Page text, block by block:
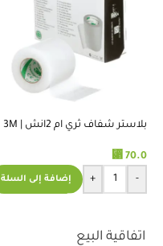
بلاستر شفاف ثري ام 2انش | 3M
⃁ 70.0
-
+ إضافة إلى السلة
اتفاقية البيع